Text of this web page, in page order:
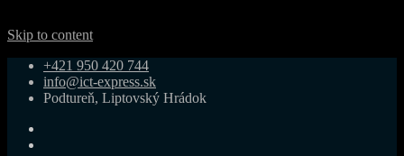
Skip to content
+421 950 420 744
info@ict-express.sk
Podtureň, Liptovský Hrádok